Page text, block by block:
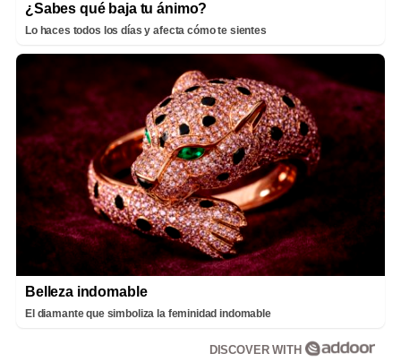
¿Sabes qué baja tu ánimo?
Lo haces todos los días y afecta cómo te sientes
Belleza indomable
El diamante que simboliza la feminidad indomable
DISCOVER WITH